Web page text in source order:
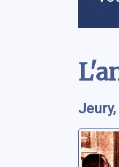
Jeury,